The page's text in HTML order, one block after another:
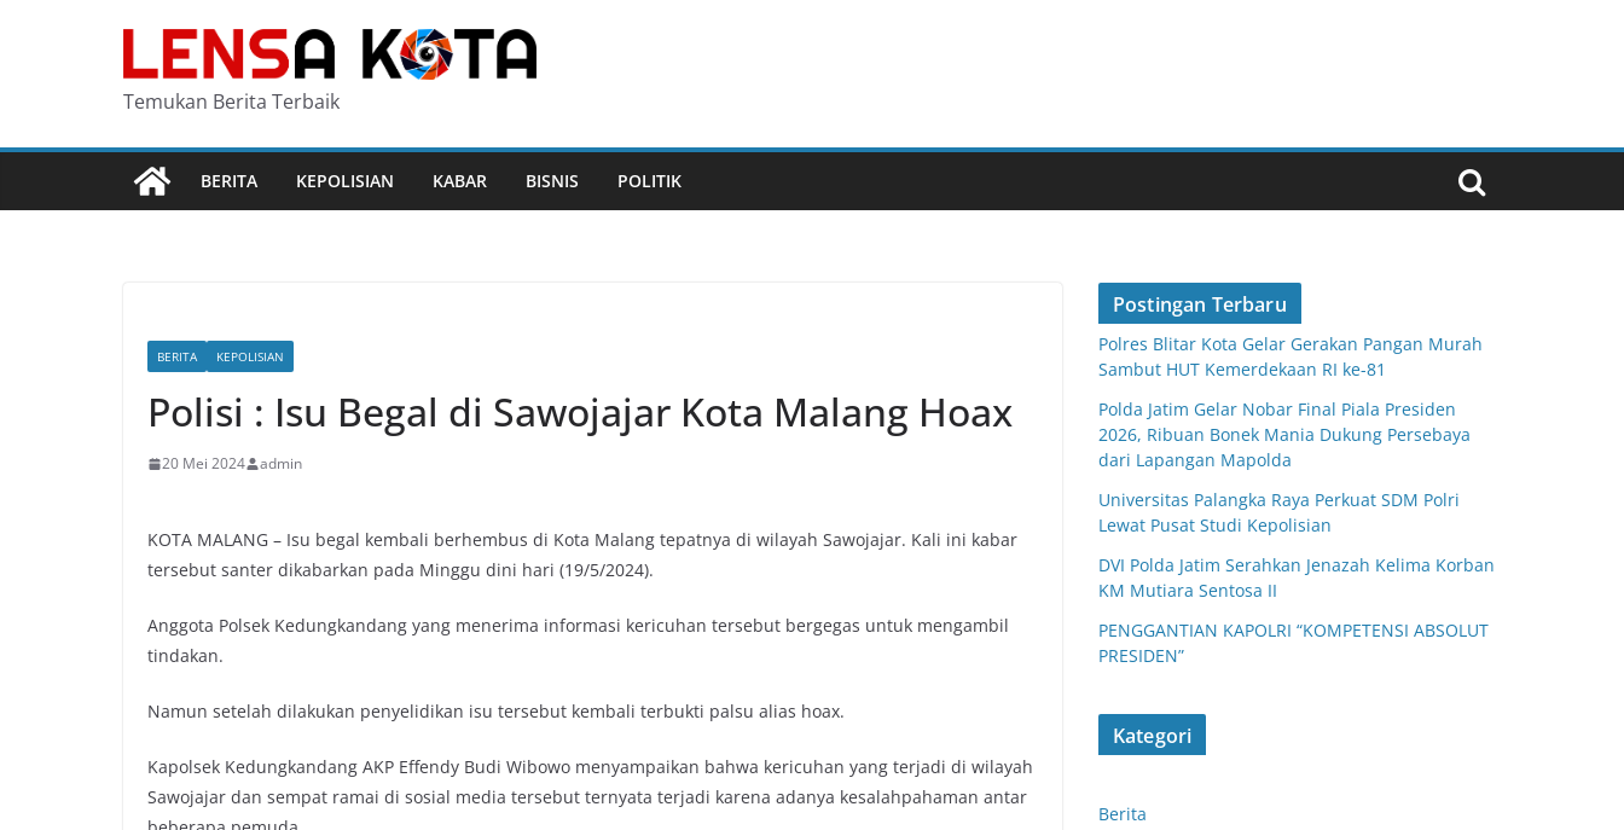
Temukan Berita Terbaik
BERITA KEPOLISIAN KABAR BISNIS POLITIK
BERITA KEPOLISIAN
Polisi : Isu Begal di Sawojajar Kota Malang Hoax
20 Mei 2024 admin
KOTA MALANG – Isu begal kembali berhembus di Kota Malang tepatnya di wilayah Sawojajar. Kali ini kabar
tersebut santer dikabarkan pada Minggu dini hari (19/5/2024).
Anggota Polsek Kedungkandang yang menerima informasi kericuhan tersebut bergegas untuk mengambil
tindakan.
Namun setelah dilakukan penyelidikan isu tersebut kembali terbukti palsu alias hoax.
Kapolsek Kedungkandang AKP Effendy Budi Wibowo menyampaikan bahwa kericuhan yang terjadi di wilayah
Sawojajar dan sempat ramai di sosial media tersebut ternyata terjadi karena adanya kesalahpahaman antar
Postingan Terbaru
Polres Blitar Kota Gelar Gerakan Pangan Murah
Sambut HUT Kemerdekaan RI ke-81
Polda Jatim Gelar Nobar Final Piala Presiden
2026, Ribuan Bonek Mania Dukung Persebaya
dari Lapangan Mapolda
Universitas Palangka Raya Perkuat SDM Polri
Lewat Pusat Studi Kepolisian
DVI Polda Jatim Serahkan Jenazah Kelima Korban
KM Mutiara Sentosa II
PENGGANTIAN KAPOLRI “KOMPETENSI ABSOLUT
PRESIDEN”
Kategori
Berita